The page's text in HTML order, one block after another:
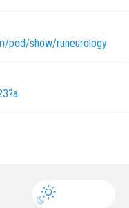
pod/show/runeurology